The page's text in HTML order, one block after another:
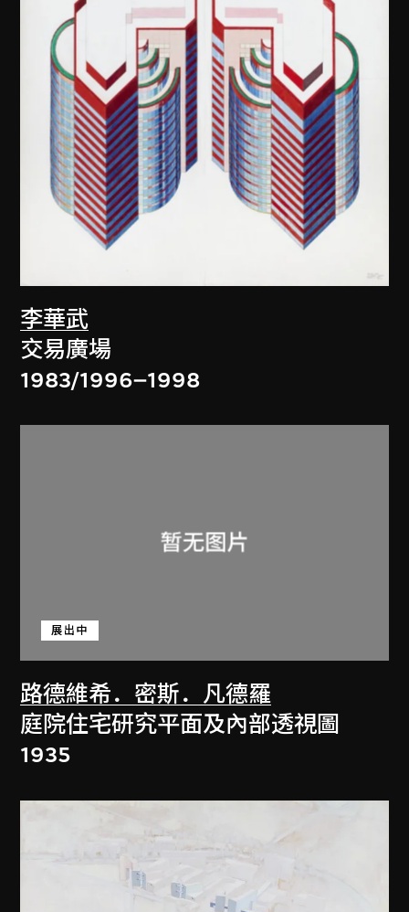
李華武
交易廣場
1983/1996–1998
路德維希．密斯．凡德羅
展出中
庭院住宅研究平面及內部透視圖
1935